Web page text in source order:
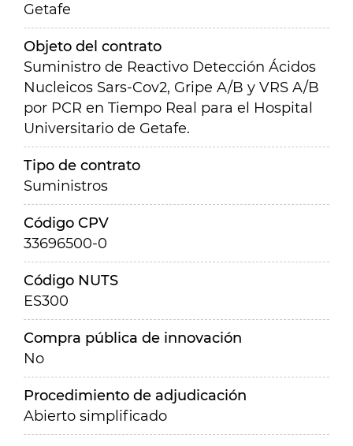
Getafe
Objeto del contrato
Suministro de Reactivo Detección Ácidos
Nucleicos Sars-Cov2, Gripe A/B y VRS A/B
por PCR en Tiempo Real para el Hospital
Universitario de Getafe.
Tipo de contrato
Suministros
Código CPV
33696500-0
Código NUTS
ES300
Compra pública de innovación
No
Procedimiento de adjudicación
Abierto simplificado